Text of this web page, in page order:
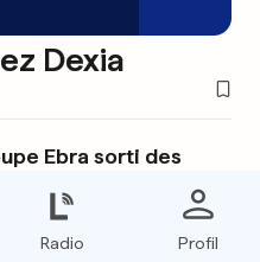
Dexia
Ebra sorti des
Radio Profil